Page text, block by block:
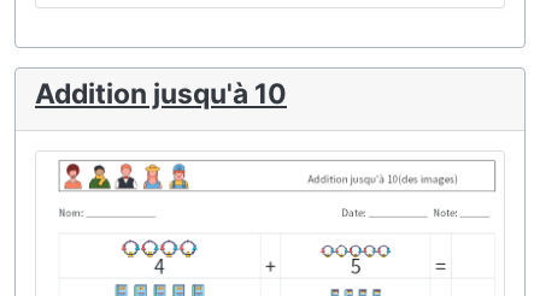
Addition jusqu'à 10